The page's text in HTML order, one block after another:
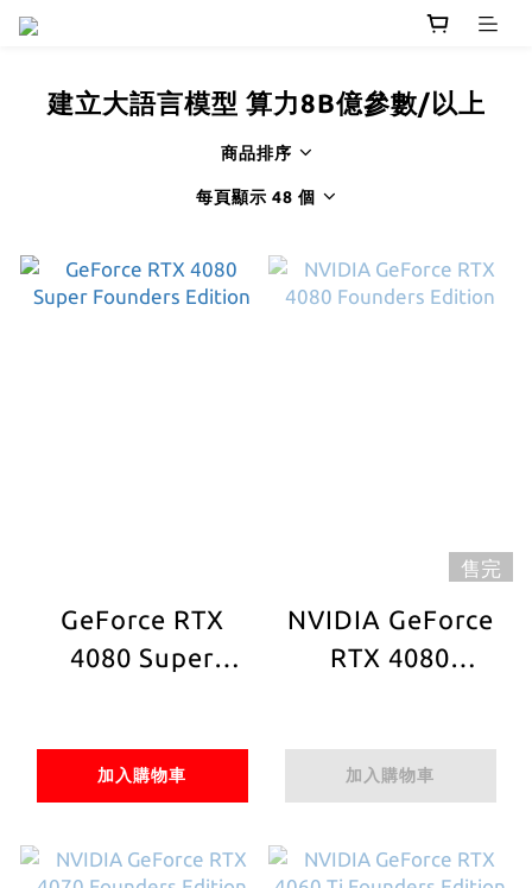
建立大語言模型 算力8B億參數/以上
商品排序
每頁顯示 48 個
GeForce RTX
4080 Super
加入購物車
售完
NVIDIA GeForce
RTX 4080
加入購物車